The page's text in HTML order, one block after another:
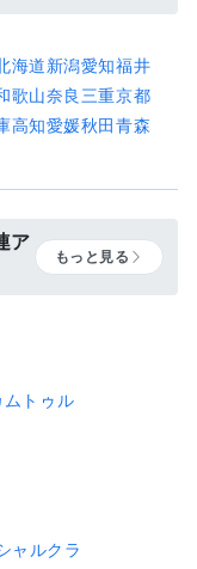
海道新潟愛知福井
歌山奈良三重京都
高知愛媛秋田青森
ア
もっと見る
トゥル
ャルクラ